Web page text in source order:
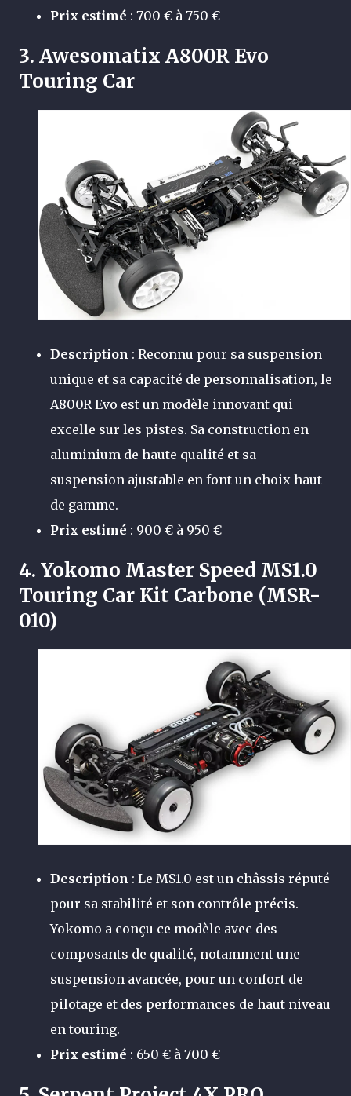
Prix estimé : 700 € à 750 €
3. Awesomatix A800R Evo
Touring Car
Description : Reconnu pour sa suspension
unique et sa capacité de personnalisation, le
A800R Evo est un modèle innovant qui
excelle sur les pistes. Sa construction en
aluminium de haute qualité et sa
suspension ajustable en font un choix haut
de gamme.
Prix estimé : 900 € à 950 €
4. Yokomo Master Speed MS1.0
Touring Car Kit Carbone (MSR-
010)
Description : Le MS1.0 est un châssis réputé
pour sa stabilité et son contrôle précis.
Yokomo a conçu ce modèle avec des
composants de qualité, notamment une
suspension avancée, pour un confort de
pilotage et des performances de haut niveau
en touring.
Prix estimé : 650 € à 700 €